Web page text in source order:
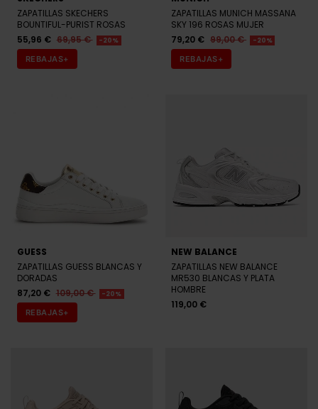
ZAPATILLAS SKECHERS
BOUNTIFUL-PURIST ROSAS
55,96 € 69,95 € -20%
REBAJAS+
ZAPATILLAS MUNICH MASSANA
SKY 196 ROSAS MUJER
79,20 € 99,00 € -20%
REBAJAS+
GUESS
ZAPATILLAS GUESS BLANCAS Y
DORADAS
87,20 € 109,00 € -20%
REBAJAS+
NEW BALANCE
ZAPATILLAS NEW BALANCE
MR530 BLANCAS Y PLATA
HOMBRE
119,00 €